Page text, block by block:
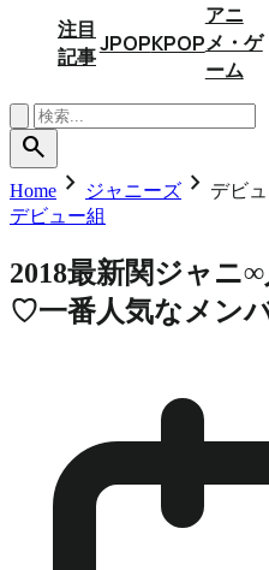
注目
記事JPOPKPOP
アニ
メ・ゲ
ーム
search
Home chevron_right ジャニーズ chevron_right デビ
デビュー組
2018最新関ジャニ
♡一番人気なメン